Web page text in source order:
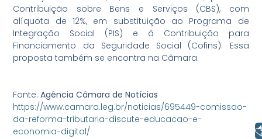
Contribuição sobre Bens e Serviços (CBS), com
alíquota de 12%, em substituição ao Programa de
Integração Social (PIS) e à Contribuição para
Financiamento da Seguridade Social (Cofins). Essa
proposta também se encontra na Câmara.
Fonte:Agência Câmara de Notícias
https://www.camara.leg.br/noticias/695449-comissao-
da-reforma-tributaria-discute-educacao-e-
economia-digital/